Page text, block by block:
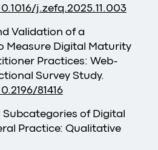
j.zefq.2025.11.003
Validation of a
Measure Digital Maturity
Practices: Web-
Survey Study.
81416
Subcategories of Digital
Practice: Qualitative